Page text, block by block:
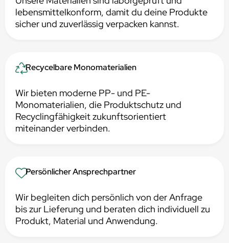
lebensmittelkonform, damit du deine Produkte
sicher und zuverlässig verpacken kannst.
Recycelbare Monomaterialien
Wir bieten moderne PP- und PE-
Monomaterialien, die Produktschutz und
Recyclingfähigkeit zukunftsorientiert
miteinander verbinden.
Persönlicher Ansprechpartner
Wir begleiten dich persönlich von der Anfrage
bis zur Lieferung und beraten dich individuell zu
Produkt, Material und Anwendung.